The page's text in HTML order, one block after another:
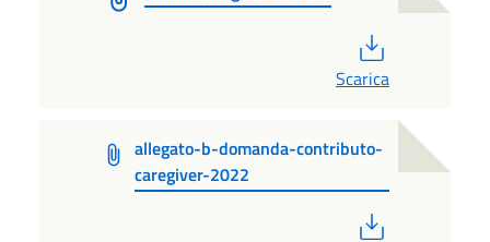
Scarica
allegato-b-domanda-contributo-
caregiver-2022